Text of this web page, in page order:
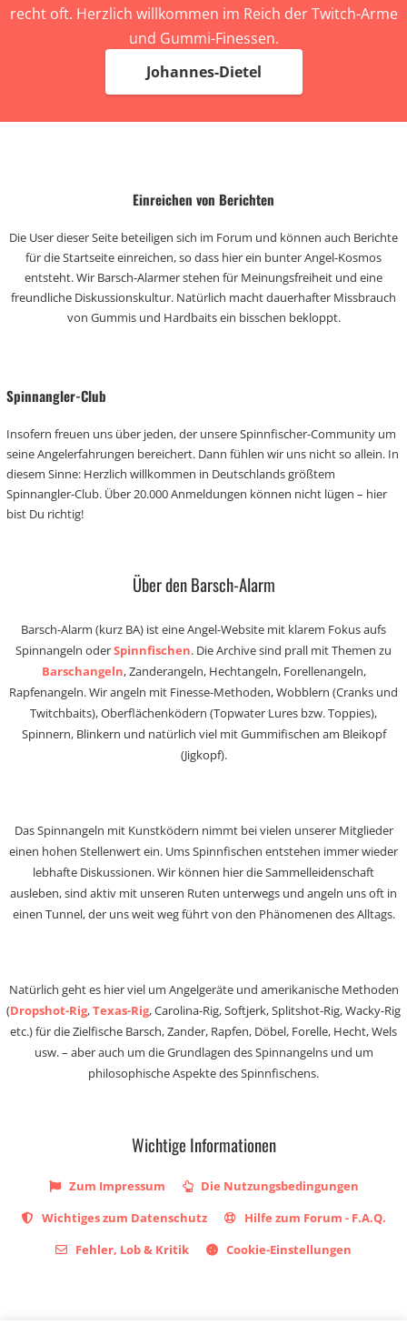
recht oft. Herzlich willkommen im Reich der Twitch-Arme
und Gummi-Finessen.
Johannes-Dietel
Einreichen von Berichten
Die User dieser Seite beteiligen sich im Forum und können auch Berichte
für die Startseite einreichen, so dass hier ein bunter Angel-Kosmos
entsteht. Wir Barsch-Alarmer stehen für Meinungsfreiheit und eine
freundliche Diskussionskultur. Natürlich macht dauerhafter Missbrauch
von Gummis und Hardbaits ein bisschen bekloppt.
Spinnangler-Club
Insofern freuen uns über jeden, der unsere Spinnfischer-Community um
seine Angelerfahrungen bereichert. Dann fühlen wir uns nicht so allein. In
diesem Sinne: Herzlich willkommen in Deutschlands größtem
Spinnangler-Club. Über 20.000 Anmeldungen können nicht lügen – hier
bist Du richtig!
Über den Barsch-Alarm
Barsch-Alarm (kurz BA) ist eine Angel-Website mit klarem Fokus aufs
Spinnangeln oderSpinnfischen. Die Archive sind prall mit Themen zu
Barschangeln, Zanderangeln, Hechtangeln, Forellenangeln,
Rapfenangeln. Wir angeln mit Finesse-Methoden, Wobblern (Cranks und
Twitchbaits), Oberflächenködern (Topwater Lures bzw. Toppies),
Spinnern, Blinkern und natürlich viel mit Gummifischen am Bleikopf
(Jigkopf).
Das Spinnangeln mit Kunstködern nimmt bei vielen unserer Mitglieder
einen hohen Stellenwert ein. Ums Spinnfischen entstehen immer wieder
lebhafte Diskussionen. Wir können hier die Sammelleidenschaft
ausleben, sind aktiv mit unseren Ruten unterwegs und angeln uns oft in
einen Tunnel, der uns weit weg führt von den Phänomenen des Alltags.
Natürlich geht es hier viel um Angelgeräte und amerikanische Methoden
(Dropshot-Rig,Texas-Rig, Carolina-Rig, Softjerk, Splitshot-Rig, Wacky-Rig
etc.) für die Zielfische Barsch, Zander, Rapfen, Döbel, Forelle, Hecht, Wels
usw. – aber auch um die Grundlagen des Spinnangelns und um
philosophische Aspekte des Spinnfischens.
Wichtige Informationen
Zum Impressum
Die Nutzungsbedingungen
Wichtiges zum Datenschutz
Hilfe zum Forum - F.A.Q.
Fehler, Lob & Kritik
Cookie-Einstellungen